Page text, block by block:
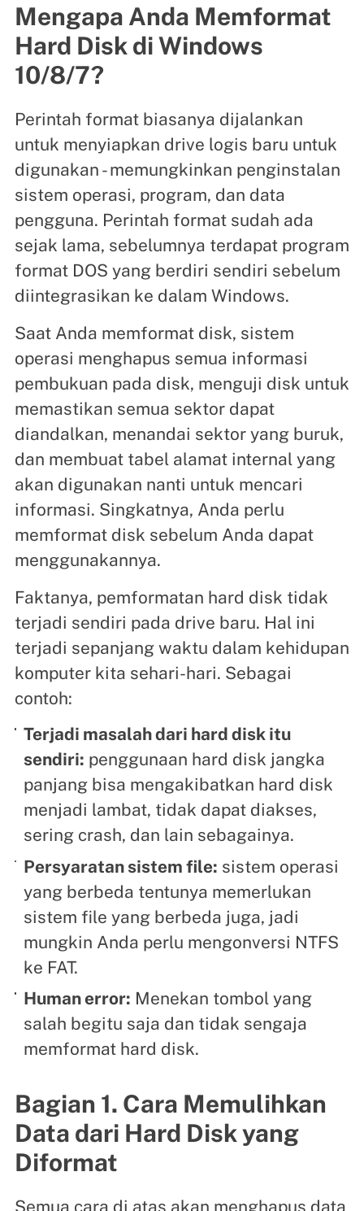
Mengapa Anda Memformat
Hard Disk di Windows
10/8/7?
Perintah format biasanya dijalankan
untuk menyiapkan drive logis baru untuk
digunakan - memungkinkan penginstalan
sistem operasi, program, dan data
pengguna. Perintah format sudah ada
sejak lama, sebelumnya terdapat program
format DOS yang berdiri sendiri sebelum
diintegrasikan ke dalam Windows.
Saat Anda memformat disk, sistem
operasi menghapus semua informasi
pembukuan pada disk, menguji disk untuk
memastikan semua sektor dapat
diandalkan, menandai sektor yang buruk,
dan membuat tabel alamat internal yang
akan digunakan nanti untuk mencari
informasi. Singkatnya, Anda perlu
memformat disk sebelum Anda dapat
menggunakannya.
Faktanya, pemformatan hard disk tidak
terjadi sendiri pada drive baru. Hal ini
terjadi sepanjang waktu dalam kehidupan
komputer kita sehari-hari. Sebagai
contoh:
Terjadi masalah dari hard disk itu
sendiri: penggunaan hard disk jangka
panjang bisa mengakibatkan hard disk
menjadi lambat, tidak dapat diakses,
sering crash, dan lain sebagainya.
Persyaratan sistem file: sistem operasi
yang berbeda tentunya memerlukan
sistem file yang berbeda juga, jadi
mungkin Anda perlu mengonversi NTFS
ke FAT.
Human error: Menekan tombol yang
salah begitu saja dan tidak sengaja
memformat hard disk.
Bagian 1. Cara Memulihkan
Data dari Hard Disk yang
Diformat
Semua cara di atas akan menghapus data